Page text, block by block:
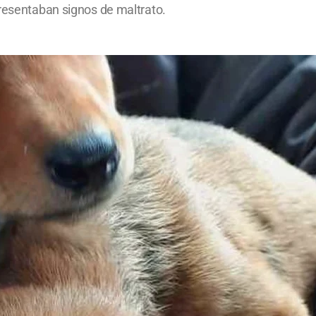
signos de maltrato.